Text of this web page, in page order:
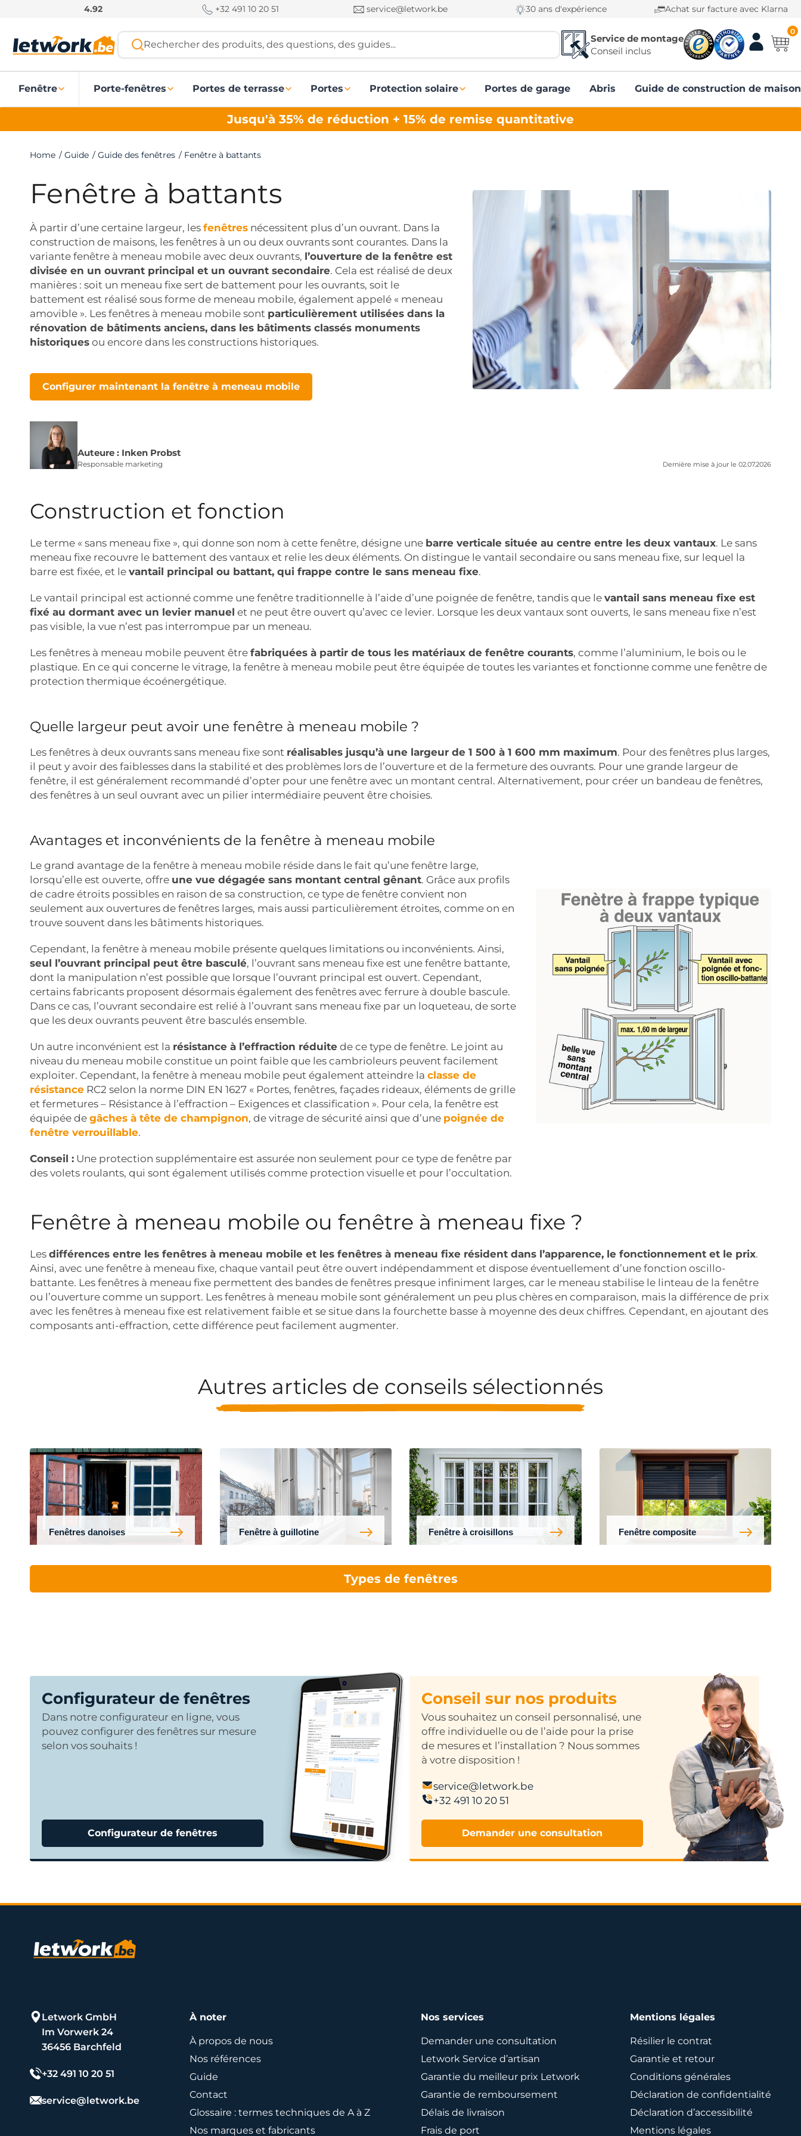
u
4.92 +32 491 10 20 51 service@letwork.be 30 ans d'expérience Achat sur facture avec Klarna
Rechercher des produits, des questions, des guides...
Service de montage
Conseil inclus
0
Fenêtre Porte-fenêtres Portes de terrasse Portes Protection solaire Portes de garage Abris Guide de construction de maison
Jusqu'à 35% de réduction + 15% de remise quantitative
Home / Guide / Guide des fenêtres / Fenêtre à battants
Fenêtre à battants
À partir d’une certaine largeur, les fenêtres nécessitent plus d’un ouvrant. Dans la
construction de maisons, les fenêtres à un ou deux ouvrants sont courantes. Dans la
variante fenêtre à meneau mobile avec deux ouvrants, l’ouverture de la fenêtre est
divisée en un ouvrant principal et un ouvrant secondaire. Cela est réalisé de deux
manières : soit un meneau fixe sert de battement pour les ouvrants, soit le
battement est réalisé sous forme de meneau mobile, également appelé « meneau
amovible ». Les fenêtres à meneau mobile sont particulièrement utilisées dans la
rénovation de bâtiments anciens, dans les bâtiments classés monuments
historiques ou encore dans les constructions historiques.
Configurer maintenant la fenêtre à meneau mobile
Auteure : Inken Probst
Responsable marketing Dernière mise à jour le 02.07.2026
Construction et fonction
Le terme « sans meneau fixe », qui donne son nom à cette fenêtre, désigne une barre verticale située au centre entre les deux vantaux. Le sans
meneau fixe recouvre le battement des vantaux et relie les deux éléments. On distingue le vantail secondaire ou sans meneau fixe, sur lequel la
barre est fixée, et le vantail principal ou battant, qui frappe contre le sans meneau fixe.
Le vantail principal est actionné comme une fenêtre traditionnelle à l’aide d’une poignée de fenêtre, tandis que le vantail sans meneau fixe est
fixé au dormant avec un levier manuel et ne peut être ouvert qu’avec ce levier. Lorsque les deux vantaux sont ouverts, le sans meneau fixe n’est
pas visible, la vue n’est pas interrompue par un meneau.
Les fenêtres à meneau mobile peuvent être fabriquées à partir de tous les matériaux de fenêtre courants, comme l’aluminium, le bois ou le
plastique. En ce qui concerne le vitrage, la fenêtre à meneau mobile peut être équipée de toutes les variantes et fonctionne comme une fenêtre de
protection thermique écoénergétique.
Quelle largeur peut avoir une fenêtre à meneau mobile ?
Les fenêtres à deux ouvrants sans meneau fixe sont réalisables jusqu’à une largeur de 1 500 à 1 600 mm maximum. Pour des fenêtres plus larges,
il peut y avoir des faiblesses dans la stabilité et des problèmes lors de l’ouverture et de la fermeture des ouvrants. Pour une grande largeur de
fenêtre, il est généralement recommandé d’opter pour une fenêtre avec un montant central. Alternativement, pour créer un bandeau de fenêtres,
des fenêtres à un seul ouvrant avec un pilier intermédiaire peuvent être choisies.
Avantages et inconvénients de la fenêtre à meneau mobile
Le grand avantage de la fenêtre à meneau mobile réside dans le fait qu’une fenêtre large,
lorsqu’elle est ouverte, offre une vue dégagée sans montant central gênant. Grâce aux profils
de cadre étroits possibles en raison de sa construction, ce type de fenêtre convient non
seulement aux ouvertures de fenêtres larges, mais aussi particulièrement étroites, comme on en
trouve souvent dans les bâtiments historiques.
Cependant, la fenêtre à meneau mobile présente quelques limitations ou inconvénients. Ainsi,
seul l’ouvrant principal peut être basculé, l’ouvrant sans meneau fixe est une fenêtre battante,
dont la manipulation n’est possible que lorsque l’ouvrant principal est ouvert. Cependant,
certains fabricants proposent désormais également des fenêtres avec ferrure à double bascule.
Dans ce cas, l’ouvrant secondaire est relié à l’ouvrant sans meneau fixe par un loqueteau, de sorte
que les deux ouvrants peuvent être basculés ensemble.
Un autre inconvénient est la résistance à l’effraction réduite de ce type de fenêtre. Le joint au
niveau du meneau mobile constitue un point faible que les cambrioleurs peuvent facilement
exploiter. Cependant, la fenêtre à meneau mobile peut également atteindre la classe de
résistance RC2 selon la norme DIN EN 1627 « Portes, fenêtres, façades rideaux, éléments de grille
et fermetures – Résistance à l’effraction – Exigences et classification ». Pour cela, la fenêtre est
équipée de gâches à tête de champignon, de vitrage de sécurité ainsi que d’une poignée de
fenêtre verrouillable.
Conseil : Une protection supplémentaire est assurée non seulement pour ce type de fenêtre par
des volets roulants, qui sont également utilisés comme protection visuelle et pour l’occultation.
Fenêtre à meneau mobile ou fenêtre à meneau fixe ?
Les différences entre les fenêtres à meneau mobile et les fenêtres à meneau fixe résident dans l’apparence, le fonctionnement et le prix.
Ainsi, avec une fenêtre à meneau fixe, chaque vantail peut être ouvert indépendamment et dispose éventuellement d’une fonction oscillo-
battante. Les fenêtres à meneau fixe permettent des bandes de fenêtres presque infiniment larges, car le meneau stabilise le linteau de la fenêtre
ou l’ouverture comme un support. Les fenêtres à meneau mobile sont généralement un peu plus chères en comparaison, mais la différence de prix
avec les fenêtres à meneau fixe est relativement faible et se situe dans la fourchette basse à moyenne des deux chiffres. Cependant, en ajoutant des
composants anti-effraction, cette différence peut facilement augmenter.
Autres articles de conseils sélectionnés
Fenêtres danoises Fenêtre à guillotine Fenêtre à croisillons Fenêtre composite
Types de fenêtres
Configurateur de fenêtres
Dans notre configurateur en ligne, vous
pouvez configurer des fenêtres sur mesure
selon vos souhaits !
Configurateur de fenêtres
Conseil sur nos produits
Vous souhaitez un conseil personnalisé, une
offre individuelle ou de l’aide pour la prise
de mesures et l’installation ? Nous sommes
à votre disposition !
service@letwork.be
+32 491 10 20 51
Demander une consultation
Letwork GmbH
Im Vorwerk 24
36456 Barchfeld
+32 491 10 20 51
service@letwork.be
À noter
À propos de nous
Nos références
Guide
Contact
Glossaire : termes techniques de A à Z
Nos marques et fabricants
Nos services
Demander une consultation
Letwork Service d’artisan
Garantie du meilleur prix Letwork
Garantie de remboursement
Délais de livraison
Frais de port
Mentions légales
Résilier le contrat
Garantie et retour
Conditions générales
Déclaration de confidentialité
Déclaration d’accessibilité
Mentions légales